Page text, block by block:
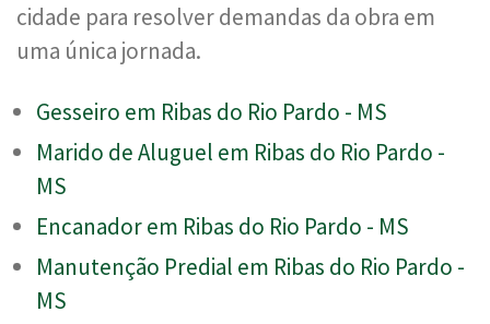
cidade para resolver demandas da obra em
uma única jornada.
Gesseiro em Ribas do Rio Pardo - MS
Marido de Aluguel em Ribas do Rio Pardo -
MS
Encanador em Ribas do Rio Pardo - MS
Manutenção Predial em Ribas do Rio Pardo -
MS